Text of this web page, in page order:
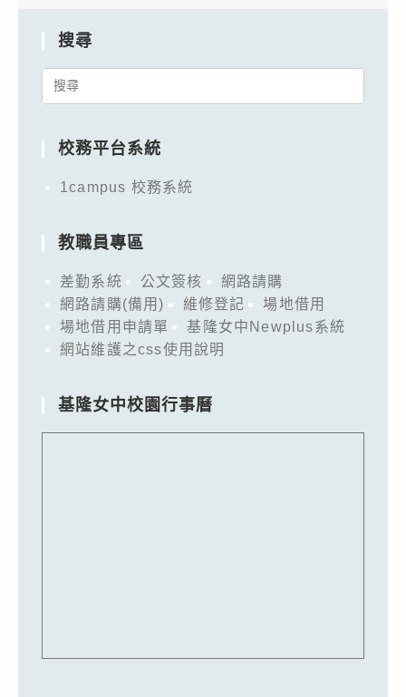
搜尋
Search
校務平台系統
1campus 校務系統
教職員專區
差勤系統 公文簽核
網路請購
網路請購(備用)
維修登記
場地借用
場地借用申請單
基隆女中Newplus系統
網站維護之css使用說明
基隆女中校園行事曆